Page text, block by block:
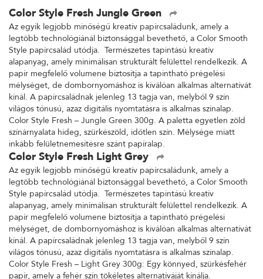
Color Style Fresh Jungle Green
Az egyik legjobb minőségű kreatív papírcsaládunk, amely a
legtöbb technológiánál biztonsággal bevethető, a Color Smooth
Style papírcsalád utódja. Természetes tapintású kreatív
alapanyag, amely minimálisan strukturált felülettel rendelkezik. A
papír megfelelő volumene biztosítja a tapintható prégelési
mélységet, de dombornyomáshoz is kiválóan alkalmas alternatívát
kínál. A papírcsaládnak jelenleg 13 tagja van, melyből 9 szín
világos tónusú, azaz digitális nyomtatásra is alkalmas színalap.
Color Style Fresh – Jungle Green 300g. A paletta egyetlen zöld
színárnyalata hideg, szürkészöld, időtlen szín. Mélysége miatt
inkább felületnemesítésre szánt papíralap.
Color Style Fresh Light Grey
Az egyik legjobb minőségű kreatív papírcsaládunk, amely a
legtöbb technológiánál biztonsággal bevethető, a Color Smooth
Style papírcsalád utódja. Természetes tapintású kreatív
alapanyag, amely minimálisan strukturált felülettel rendelkezik. A
papír megfelelő volumene biztosítja a tapintható prégelési
mélységet, de dombornyomáshoz is kiválóan alkalmas alternatívát
kínál. A papírcsaládnak jelenleg 13 tagja van, melyből 9 szín
világos tónusú, azaz digitális nyomtatásra is alkalmas színalap.
Color Style Fresh – Light Grey 300g: Egy könnyed, szürkésfehér
papír, amely a fehér szín tökéletes alternatíváját kínálja.